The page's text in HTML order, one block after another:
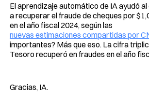
El aprendizaje automático de IA ayudó
a recuperar el fraude de cheques por
en el año fiscal 2024, según las
nuevas estimaciones compartidas por
importantes? Más que eso. La cifra
Tesoro recuperó en fraudes en el año
Gracias, IA.